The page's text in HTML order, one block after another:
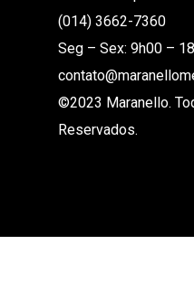
(014) 3662-7360
Seg – Sex: 9h00 –
©2023 Maranello.
Reservados.